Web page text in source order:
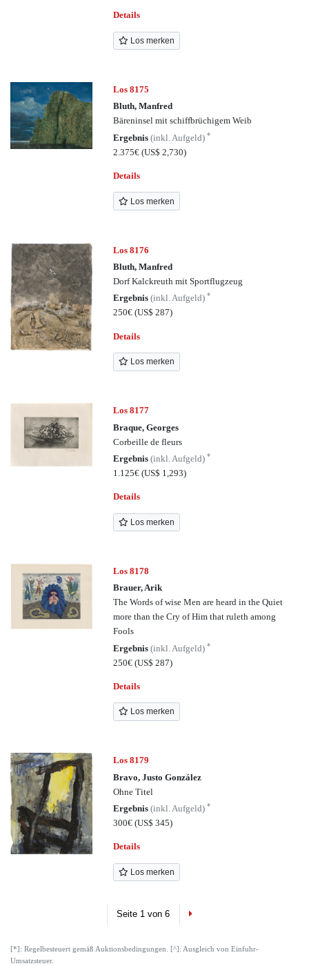
Details
Los merken
Los 8175
Bluth, Manfred
Bäreninsel mit schiffbrüchigem Weib
Ergebnis(inkl. Aufgeld)*
2.375€(US$ 2,730)
Details
Los merken
Los 8176
Bluth, Manfred
Dorf Kalckreuth mit Sportflugzeug
Ergebnis(inkl. Aufgeld)*
250€(US$ 287)
Details
Los merken
Los 8177
Braque, Georges
Corbeille de fleurs
Ergebnis(inkl. Aufgeld)*
1.125€(US$ 1,293)
Details
Los merken
Los 8178
Brauer, Arik
The Words of wise Men are heard in the Quiet
more than the Cry of Him that ruleth among
Fools
Ergebnis(inkl. Aufgeld)*
250€(US$ 287)
Details
Los merken
Los 8179
Bravo, Justo González
Ohne Titel
Ergebnis(inkl. Aufgeld)*
300€(US$ 345)
Details
Los merken
Seite 1 von 6 Next
[*]: Regelbesteuert gemäß Auktionsbedingungen. [^]: Ausgleich von Einfuhr-
Umsatzsteuer.